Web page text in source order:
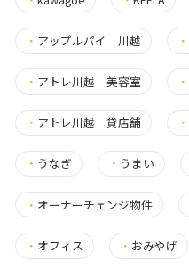
・ アップルパイ 川越 ・
・ アトレ川越 美容室 ・
・ アトレ川越 貸店舗 ・
・ うなぎ ・ うまい
・ オーナーチェンジ物件
・ オフィス ・ おみやげ